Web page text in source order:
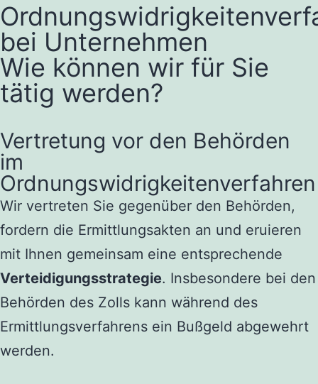
bei Unternehmen
Wie können wir für Sie
tätig werden?
Vertretung vor den Behörden
im
Ordnungswidrigkeitenverfahren
Wir vertreten Sie gegenüber den Behörden,
fordern die Ermittlungsakten an und eruieren
mit Ihnen gemeinsam eine entsprechende
Verteidigungsstrategie. Insbesondere bei den
Behörden des Zolls kann während des
Ermittlungsverfahrens ein Bußgeld abgewehrt
werden.